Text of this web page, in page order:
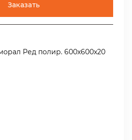
Заказать
Ред полир. 600х600х20